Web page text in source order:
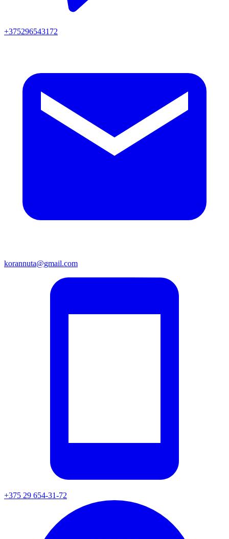
+375296543172
korannuta@gmail.com
+375 29 654-31-72